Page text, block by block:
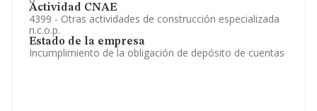
Actividad CNAE
4399 - Otras actividades de construcción especializada
n.c.o.p.
Estado de la empresa
Incumplimiento de la obligación de depósito de cuentas